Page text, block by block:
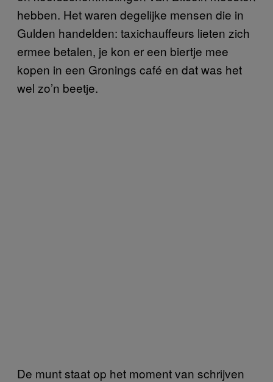
hebben. Het waren degelijke mensen die in
Gulden handelden: taxichauffeurs lieten zich
ermee betalen, je kon er een biertje mee
kopen in een Gronings café en dat was het
wel zo’n beetje.
De munt staat op het moment van schrijven